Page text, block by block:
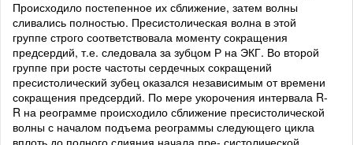
Происходило постепенное их сближение, затем волны
сливались полностью. Пресистолическая волна в этой
группе строго соответствовала моменту сокращения
предсердий, т.е. следовала за зубцом Р на ЭКГ. Во второй
группе при росте частоты сердечных сокращений
пресистолический зубец оказался независимым от времени
сокращения предсердий. По мере укорочения интервала R-
R на реограмме происходило сближение пресистолической
волны с началом подъема реограммы следующего цикла